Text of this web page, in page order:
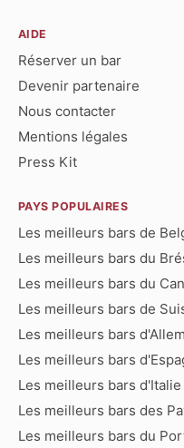
AIDE
Réserver un bar
Devenir partenaire
Nous contacter
Mentions légales
Press Kit
PAYS POPULAIRES
Les meilleurs bars de
Les meilleurs bars du
Les meilleurs bars du
Les meilleurs bars de
Les meilleurs bars
Les meilleurs bars
Les meilleurs bars d'Italie
Les meilleurs bars des
Les meilleurs bars du